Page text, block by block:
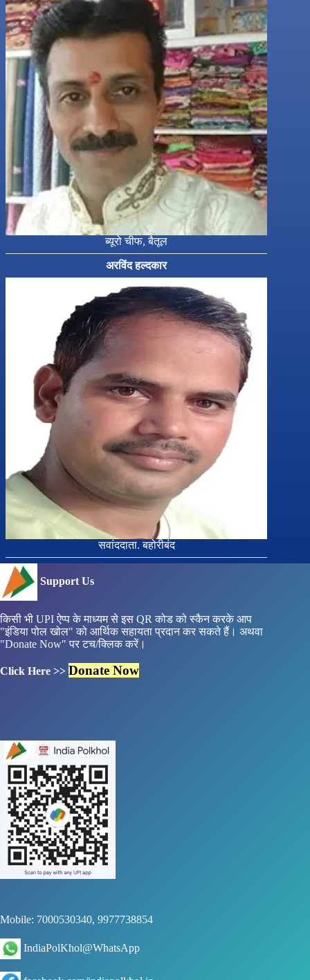
ब्यूरो चीफ, बैतूल
अरविंद हल्दकार
सवांददाता. बहोरीबंद
Support Us
किसी भी UPI ऐप्प के माध्यम से इस QR कोड को स्कैन करके आप
"इंडिया पोल खोल" को आर्थिक सहायता प्रदान कर सकते हैं। अथवा
"Donate Now" पर टच/क्लिक करें।
Click Here >> Donate Now
Mobile: 7000530340, 9977738854
IndiaPolKhol@WhatsApp